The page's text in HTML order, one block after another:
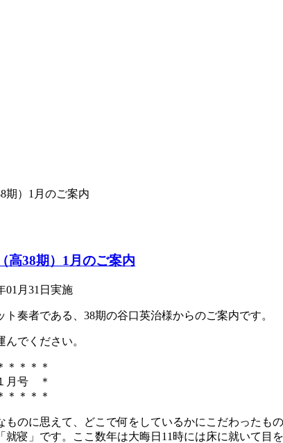
期）1月のご案内
高38期）1月のご案内
01月31日実施
奏者である、38期の谷口英治様からのご案内です。
でください。
＊＊＊＊
月号 ＊
＊＊＊＊
ものに思えて、どこで何をしているかにこだわったもの
就寝」です。ここ数年は大晦日11時には床に就いて目